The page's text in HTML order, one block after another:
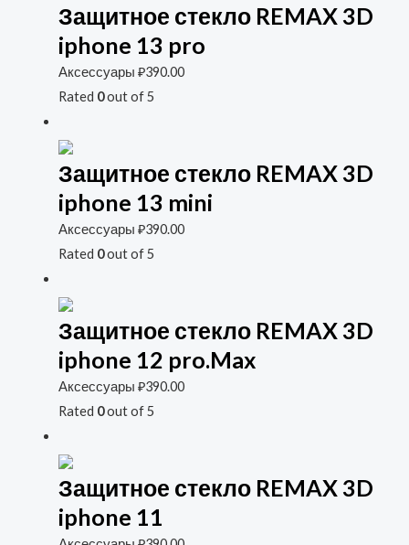
Защитное стекло REMAX 3D
iphone 13 pro
Аксессуары ₽390.00
Rated 0out of 5
Защитное стекло REMAX 3D
iphone 13 mini
Аксессуары ₽390.00
Rated 0out of 5
Защитное стекло REMAX 3D
iphone 12 pro.Max
Аксессуары ₽390.00
Rated 0out of 5
Защитное стекло REMAX 3D
iphone 11